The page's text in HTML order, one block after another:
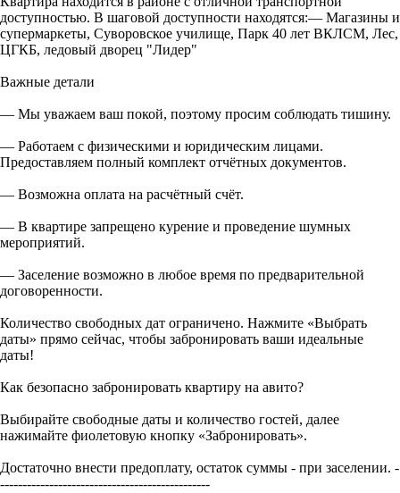
доступностью. В шаговой доступности находятся:— Магазины и
супермаркеты, Суворовское училище, Парк 40 лет ВКЛСМ, Лес,
ЦГКБ, ледовый дворец "Лидер"
Важные детали
— Мы уважаем ваш покой, поэтому просим соблюдать тишину.
— Работаем с физическими и юридическим лицами.
Предоставляем полный комплект отчётных документов.
— Возможна оплата на расчётный счёт.
— В квартире запрещено курение и проведение шумных
мероприятий.
— Заселение возможно в любое время по предварительной
договоренности.
Количество свободных дат ограничено. Нажмите «Выбрать
даты» прямо сейчас, чтобы забронировать ваши идеальные
даты!
Как безопасно забронировать квартиру на авито?
Выбирайте свободные даты и количество гостей, далее
нажимайте фиолетовую кнопку «Забронировать».
Достаточно внести предоплату, остаток суммы - при заселении. -
-----------------------------------------------